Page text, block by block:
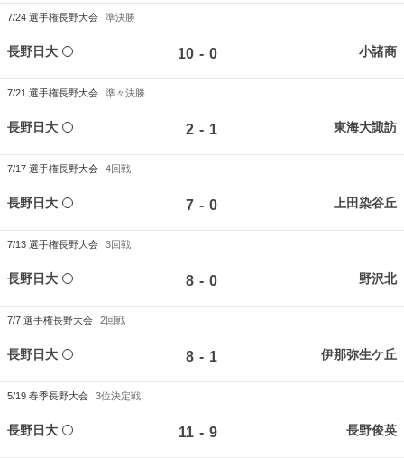
7/24 選手権長野大会 準決勝
長野日大 10 - 0 小諸商
7/21 選手権長野大会 準々決勝
長野日大 2 - 1 東海大諏訪
7/17 選手権長野大会 4回戦
長野日大 7 - 0 上田染谷丘
7/13 選手権長野大会 3回戦
長野日大 8 - 0 野沢北
7/7 選手権長野大会 2回戦
長野日大 8 - 1 伊那弥生ケ丘
5/19 春季長野大会 3位決定戦
長野日大 11 - 9 長野俊英